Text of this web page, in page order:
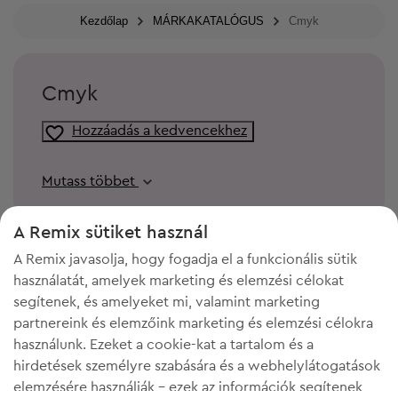
Kezdőlap MÁRKAKATALÓGUS Cmyk
Cmyk
Hozzáadás a kedvencekhez
Mutass többet
A Remix sütiket használ
A Remix javasolja, hogy fogadja el a funkcionális sütik
használatát, amelyek marketing és elemzési célokat
segítenek, és amelyeket mi, valamint marketing
partnereink és elemzőink marketing és elemzési célokra
használunk. Ezeket a cookie-kat a tartalom és a
hirdetések személyre szabására és a webhelylátogatások
elemzésére használják - ezek az információk segítenek